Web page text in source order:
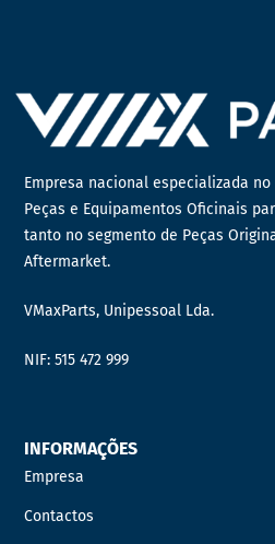
Empresa nacional especializada
Peças e Equipamentos Oficinais
tanto no segmento de Peças
Aftermarket.
VMaxParts, Unipessoal Lda.
NIF: 515 472 999
INFORMAÇÕES
Empresa
Contactos